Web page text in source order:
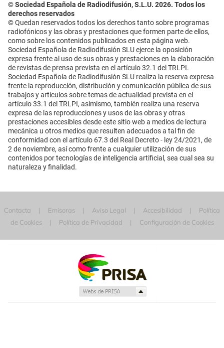
© Sociedad Española de Radiodifusión, S.L.U. 2026. Todos los
derechos reservados
© Quedan reservados todos los derechos tanto sobre programas
radiofónicos y las obras y prestaciones que formen parte de ellos,
como sobre los contenidos publicados en esta página web.
Sociedad Española de Radiodifusión SLU ejerce la oposición
expresa frente al uso de sus obras y prestaciones en la elaboración
de revistas de prensa prevista en el artículo 32.1 del TRLPI.
Sociedad Española de Radiodifusión SLU realiza la reserva expresa
frente la reproducción, distribución y comunicación pública de sus
trabajos y artículos sobre temas de actualidad prevista en el
artículo 33.1 del TRLPI, asimismo, también realiza una reserva
expresa de las reproducciones y usos de las obras y otras
prestaciones accesibles desde este sitio web a medios de lectura
mecánica u otros medios que resulten adecuados a tal fin de
conformidad con el artículo 67.3 del Real Decreto - ley 24/2021, de
2 de noviembre, así como frente a cualquier utilización de sus
contenidos por tecnologías de inteligencia artificial, sea cual sea su
naturaleza y finalidad.
Contacta Emisoras Aviso Legal Accesibilidad
Política
de Cookies
Política de Privacidad Configuración de Cookies